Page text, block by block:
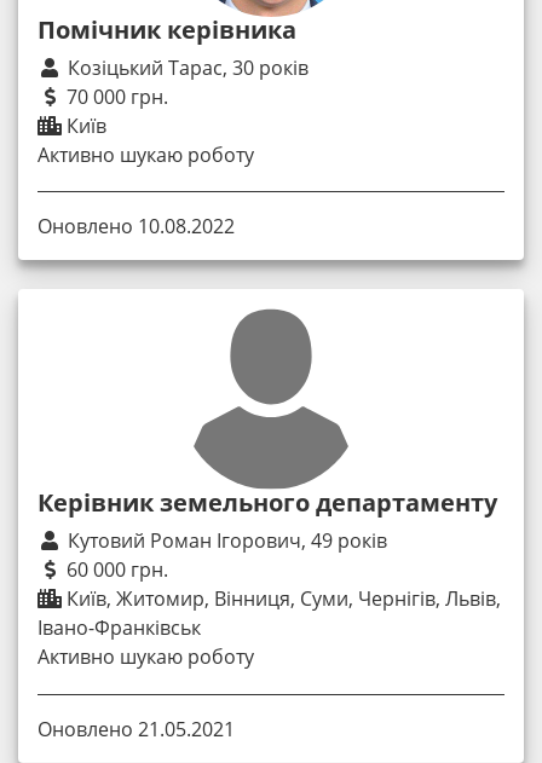
Помічник керівника
Козіцький Тарас, 30 років
70 000 грн.
Київ
Активно шукаю роботу
Оновлено 10.08.2022
Керівник земельного департаменту
Кутовий Роман Ігорович, 49 років
60 000 грн.
Київ, Житомир, Вінниця, Суми, Чернігів, Львів,
Івано-Франківськ
Активно шукаю роботу
Оновлено 21.05.2021